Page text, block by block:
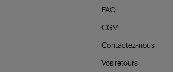
FAQ
CGV
Contactez-nous
Vos retours